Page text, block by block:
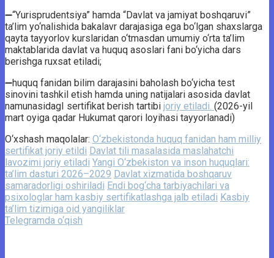
➖“Yurisprudentsiya” hamda “Davlat va jamiyat boshqaruvi”
ta’lim yo‘nalishida bakalavr darajasiga ega bo‘lgan shaxslarga
qayta tayyorlov kurslaridan o‘tmasdan umumiy o‘rta ta’lim
maktablarida davlat va huquq asoslari fani bo‘yicha dars
berishga ruxsat etiladi;
➖huquq fanidan bilim darajasini baholash bo‘yicha test
sinovini tashkil etish hamda uning natijalari asosida davlat
namunasidagI sertifikat berish tartibi joriy etiladi. (2026-yil
mart oyiga qadar Hukumat qarori loyihasi tayyorlanadi)
O‘xshash maqolalar: O‘zbekistonda huquq fanidan ham milliy
sertifikat joriy etildi Davlat tili masalasida maslahatchi
lavozimi joriy etiladi Yangi O‘zbekiston va inson huquqlari:
ta’lim dasturi 2026–2029 Davlat xizmatida boshqaruv
samaradorligi oshiriladi Endi bog‘cha tarbiyachilari va
psixologlar ham kasbiy sertifikatlashga jalb etiladi Kasbiy
ta’lim tizimiga oid yangiliklar
Telegramda o‘qish